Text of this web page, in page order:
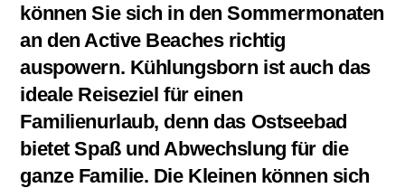
können Sie sich in den Sommermonaten
an den Active Beaches richtig
auspowern. Kühlungsborn ist auch das
ideale Reiseziel für einen
Familienurlaub, denn das Ostseebad
bietet Spaß und Abwechslung für die
ganze Familie. Die Kleinen können sich